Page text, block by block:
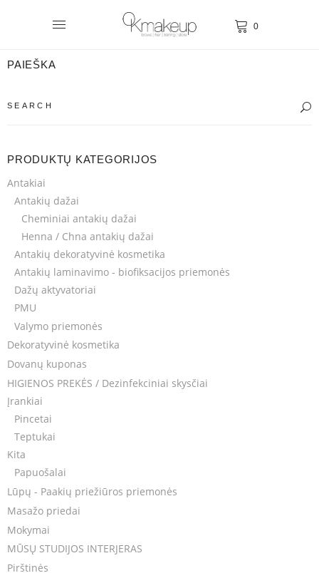
0
PAIEŠKA
PRODUKTŲ KATEGORIJOS
Antakiai
Antakių dažai
Cheminiai antakių dažai
Henna / Chna antakių dažai
Antakių dekoratyvinė kosmetika
Antakių laminavimo - biofiksacijos priemonės
Dažų aktyvatoriai
PMU
Valymo priemonės
Dekoratyvinė kosmetika
Dovanų kuponas
HIGIENOS PREKĖS / Dezinfekciniai skysčiai
Įrankiai
Pincetai
Teptukai
Kita
Papuošalai
Lūpų - Paakių priežiūros priemonės
Masažo priedai
Mokymai
MŪSŲ STUDIJOS INTERJERAS
Pirštinės